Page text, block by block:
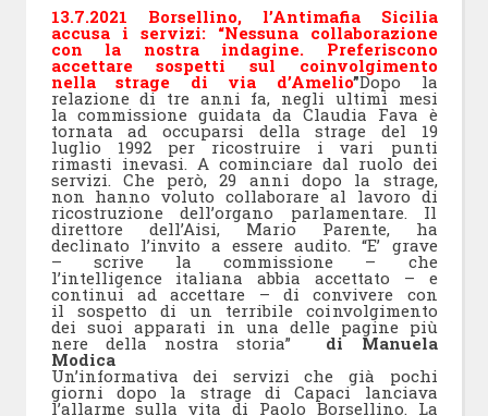
13.7.2021 Borsellino, l’Antimafia Sicilia
accusa i servizi: “Nessuna collaborazione
con la nostra indagine. Preferiscono
accettare sospetti sul coinvolgimento
nella strage di via d’Amelio”Dopo la
relazione di tre anni fa, negli ultimi mesi
la commissione guidata da Claudia Fava è
tornata ad occuparsi della strage del 19
luglio 1992 per ricostruire i vari punti
rimasti inevasi. A cominciare dal ruolo dei
servizi. Che però, 29 anni dopo la strage,
non hanno voluto collaborare al lavoro di
ricostruzione dell’organo parlamentare. Il
direttore dell’Aisi, Mario Parente, ha
declinato l’invito a essere audito. “E’ grave
– scrive la commissione – che
l’intelligence italiana abbia accettato – e
continui ad accettare – di convivere con
il sospetto di un terribile coinvolgimento
dei suoi apparati in una delle pagine più
nere della nostra storia” di Manuela
Modica
Un’informativa dei servizi che già pochi
giorni dopo la strage di Capaci lanciava
l’allarme sulla vita di Paolo Borsellino. La